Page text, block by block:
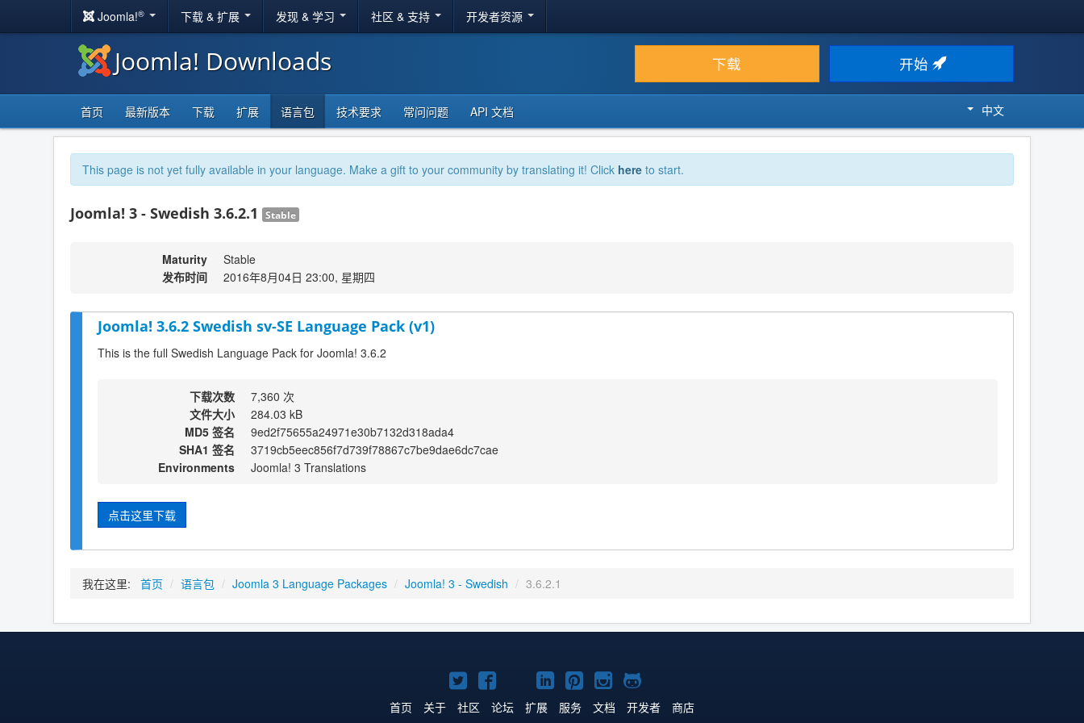
Joomla!® 下载 & 扩展 发现 & 学习 社区 & 支持 开发者资源
Joomla! Downloads 下载 开始
首页 最新版本 下载 扩展 语言包 技术要求 常问问题 API 文档 中文
This page is not yet fully available in your language. Make a gift to your community by translating it! Click here to start.
Joomla! 3 - Swedish 3.6.2.1 Stable
Maturity
Stable
发布时间
2016年8月04日 23:00, 星期四
Joomla! 3.6.2 Swedish sv-SE Language Pack (v1)
This is the full Swedish Language Pack for Joomla! 3.6.2
下载次数
7,360 次
文件大小
284.03 kB
MD5 签名
9ed2f75655a24971e30b7132d318ada4
SHA1 签名
3719cb5eec856f7d739f78867c7be9dae6dc7cae
Environments
Joomla! 3 Translations
点击这里下载
我在这里: 首页 / 语言包 / Joomla 3 Language Packages / Joomla! 3 - Swedish / 3.6.2.1
Twitter
主
Facebook
主
YouTube
主
LinkedIn
主
Pinterest
主
Instagram
主
GitHub
主
首页 关于 社区 论坛 扩展 服务 文档 开发者 商店